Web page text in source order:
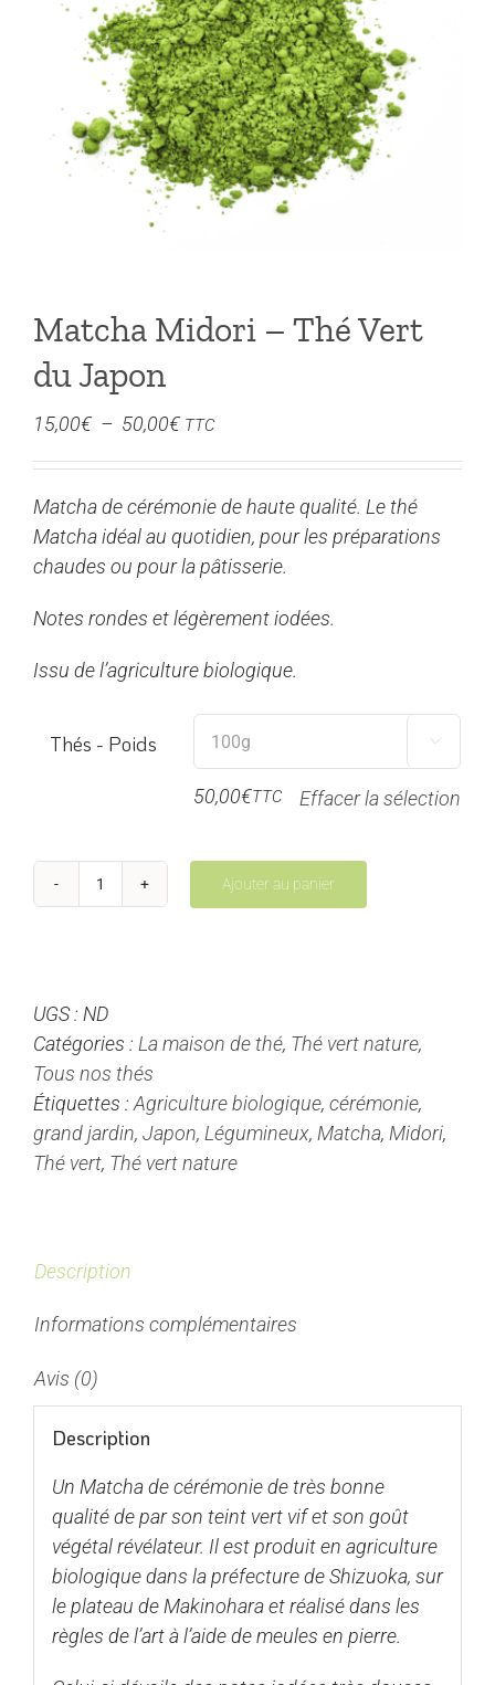
Matcha Midori – Thé Vert
du Japon
15,00€ – 50,00€Plage
15,00€
à
50,00€
TTC
Matcha de cérémonie de haute qualité. Le thé
Matcha idéal au quotidien, pour les préparations
chaudes ou pour la pâtisserie.
Notes rondes et légèrement iodées.
Issu de l’agriculture biologique.
Thés - Poids 
50,00€TTC Effacer la sélection
quantité
-
Thé
Vert
du
Japon
Ajouter au panier
UGS : ND
Catégories : La maison de thé, Thé vert nature,
Tous nos thés
Étiquettes : Agriculture biologique, cérémonie,
grand jardin, Japon, Légumineux, Matcha, Midori,
Thé vert, Thé vert nature
Description
Informations complémentaires
Avis (0)
Description
Un Matcha de cérémonie de très bonne
qualité de par son teint vert vif et son goût
végétal révélateur. Il est produit en agriculture
biologique dans la préfecture de Shizuoka, sur
le plateau de Makinohara et réalisé dans les
règles de l’art à l’aide de meules en pierre.